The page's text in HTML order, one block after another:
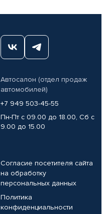
Автосалон (отдел продаж
автомобилей)
+7 949 503-45-55
Пн-Пт с 09.00 до 18.00, Сб с
9.00 до 15.00
Согласие посетителя сайта
на обработку
персональных данных
Политика
конфиденциальности